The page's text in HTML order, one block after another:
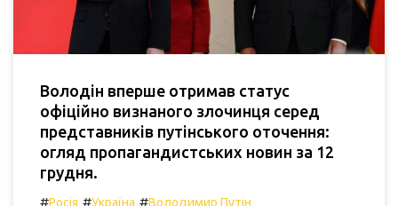
Володін вперше отримав статус
офіційно визнаного злочинця серед
представників путінського оточення:
огляд пропагандистських новин за 12
грудня.
#Росія #Україна #Володимир Путін